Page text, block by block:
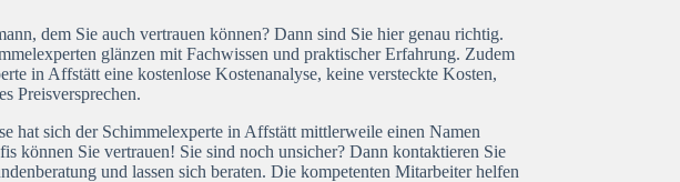
dem Sie auch vertrauen können? Dann sind Sie hier genau richtig.
glänzen mit Fachwissen und praktischer Erfahrung. Zudem
in Affstätt eine kostenlose Kostenanalyse, keine versteckte Kosten,
Preisversprechen.
hat sich der Schimmelexperte in Affstätt mittlerweile einen Namen
können Sie vertrauen! Sie sind noch unsicher? Dann kontaktieren Sie
und lassen sich beraten. Die kompetenten Mitarbeiter helfen